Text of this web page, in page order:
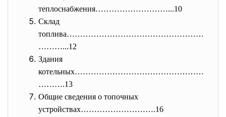
теплоснабжения………………………...10
Склад
топлива……………………………………………
………...12
Здания
котельных…………………………………………
……….13
Общие сведения о топочных
устройствах……………………….16